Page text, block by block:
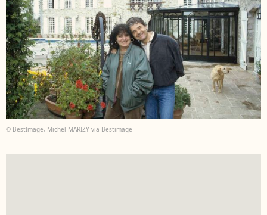
© BestImage, Michel MARIZY via Bestimage